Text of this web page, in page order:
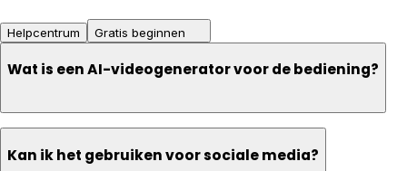
Helpcentrum Gratis beginnen
Wat is een AI-videogenerator voor de bediening?
Kan ik het gebruiken voor sociale media?